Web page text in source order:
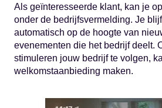
Als geïnteresseerde klant, kan je
onder de bedrijfsvermelding. Je
automatisch op de hoogte van
evenementen die het bedrijf deelt.
stimuleren jouw bedrijf te volgen,
welkomstaanbieding maken.